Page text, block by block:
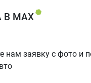
MAX
нам заявку с фото и